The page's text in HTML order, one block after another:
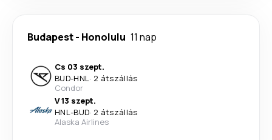
Budapest- Honolulu 11 nap
Cs 03 szept.
BUD-HNL· 2 átszállás
Condor
V 13 szept.
HNL-BUD· 2 átszállás
Alaska Airlines